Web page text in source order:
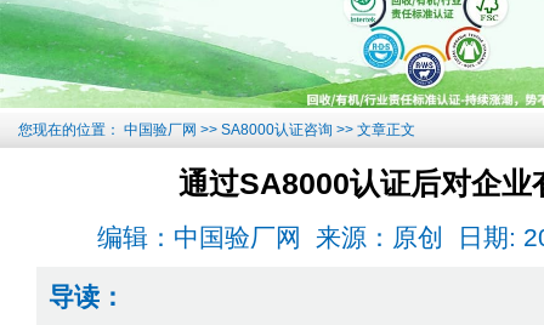
您现在的位置： 中国验厂网 >> SA8000认证咨询 >> 文章正文
通过SA8000认证后对企业
编辑：中国验厂网 来源：原创 日期:
导读：